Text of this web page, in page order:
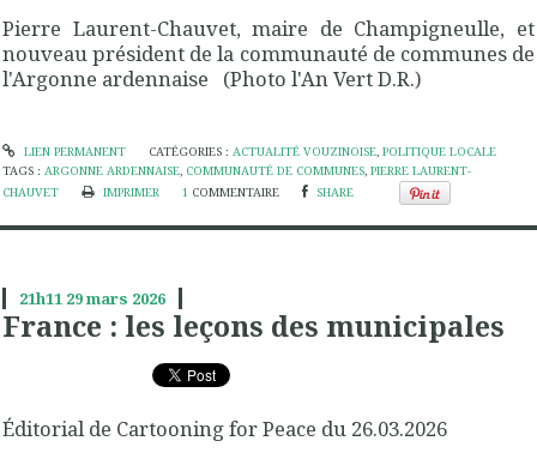
Pierre Laurent-Chauvet, maire de Champigneulle, et
nouveau président de la communauté de communes de
l'Argonne ardennaise (Photo l'An Vert D.R.)
LIEN PERMANENT CATÉGORIES : ACTUALITÉ VOUZINOISE, POLITIQUE LOCALE
TAGS : ARGONNE ARDENNAISE, COMMUNAUTÉ DE COMMUNES, PIERRE LAURENT-
CHAUVET
IMPRIMER 1 COMMENTAIRE SHARE
21h11 29mars 2026
France : les leçons des municipales
Éditorial de Cartooning for Peace du 26.03.2026